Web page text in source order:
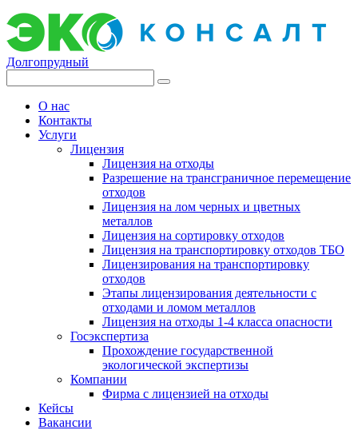
Долгопрудный
О нас
Контакты
Услуги
Лицензия
Лицензия на отходы
Разрешение на трансграничное перемещение
отходов
Лицензия на лом черных и цветных
металлов
Лицензия на сортировку отходов
Лицензия на транспортировку отходов ТБО
Лицензирования на транспортировку
отходов
Этапы лицензирования деятельности с
отходами и ломом металлов
Лицензия на отходы 1-4 класса опасности
Госэкспертиза
Прохождение государственной
экологической экспертизы
Компании
Фирма с лицензией на отходы
Кейсы
Вакансии